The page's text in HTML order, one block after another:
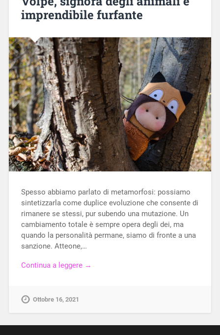
imprendibile furfante
Spesso abbiamo parlato di metamorfosi: possiamo
sintetizzarla come duplice evoluzione che consente di
rimanere se stessi, pur subendo una mutazione. Un
cambiamento totale è sempre opera degli dei, ma
quando la personalità permane, siamo di fronte a una
sanzione. Atteone,…
Continua a leggere →
Ottobre 16, 2021